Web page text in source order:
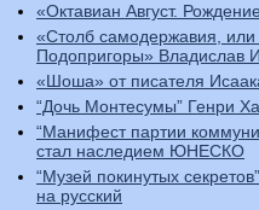
«Октавиан Август.
«Столб самодержавия,
Подопригоры» Владислав
«Шоша» от писателя
“Дочь Монтесумы” Генри
“Манифест партии
стал наследием ЮНЕСКО
“Музей покинутых
на русский